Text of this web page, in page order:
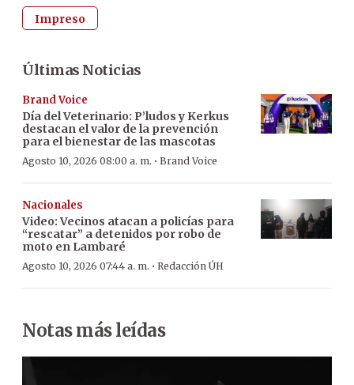
Impreso
Últimas Noticias
Brand Voice
Día del Veterinario: P’ludos y Kerkus
destacan el valor de la prevención
para el bienestar de las mascotas
Agosto 10, 2026 08:00 a. m. · Brand Voice
Nacionales
Video: Vecinos atacan a policías para
“rescatar” a detenidos por robo de
moto en Lambaré
Agosto 10, 2026 07:44 a. m. · Redacción ÚH
Notas más leídas